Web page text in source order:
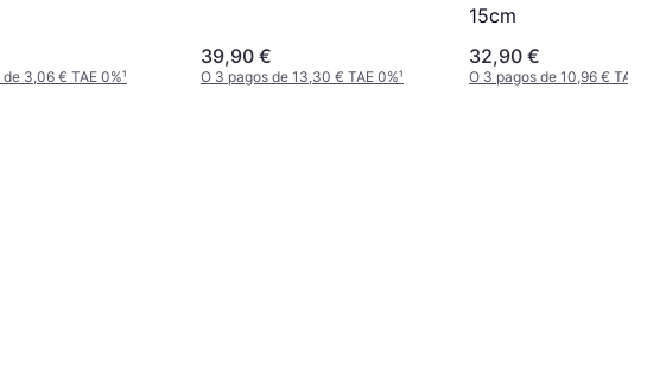
DAY,
Wedding,
3,06 € TAE 0%¹
39,90 €
O 3 pagos de 13,30 € TAE 0%¹
15cm
32,90 €
O 3 pagos de 10,96 € TAE 0%